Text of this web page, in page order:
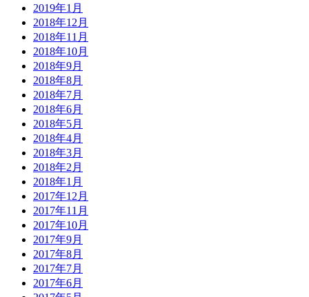
2019年1月
2018年12月
2018年11月
2018年10月
2018年9月
2018年8月
2018年7月
2018年6月
2018年5月
2018年4月
2018年3月
2018年2月
2018年1月
2017年12月
2017年11月
2017年10月
2017年9月
2017年8月
2017年7月
2017年6月